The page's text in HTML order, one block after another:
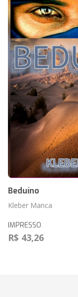
Beduíno
Kleber Manca
IMPRESSO
R$ 43,26